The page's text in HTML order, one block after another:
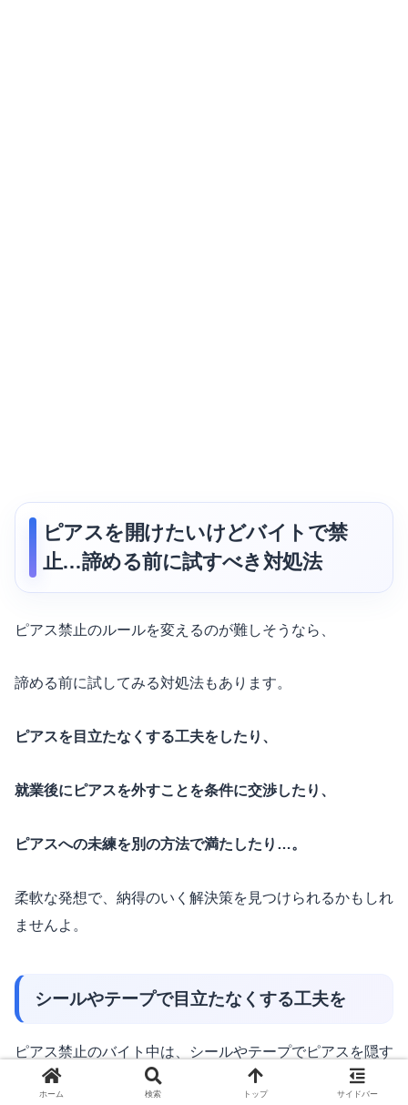
ピアスを開けたいけどバイトで禁
止…諦める前に試すべき対処法
ピアス禁止のルールを変えるのが難しそうなら、
諦める前に試してみる対処法もあります。
ピアスを目立たなくする工夫をしたり、
就業後にピアスを外すことを条件に交渉したり、
ピアスへの未練を別の方法で満たしたり…。
柔軟な発想で、納得のいく解決策を見つけられるかもしれ
ませんよ。
シールやテープで目立たなくする工夫を
ピアス禁止のバイト中は、シールやテープでピアスを隠す
方法があります。
ホーム 検索 トップ サイドバー